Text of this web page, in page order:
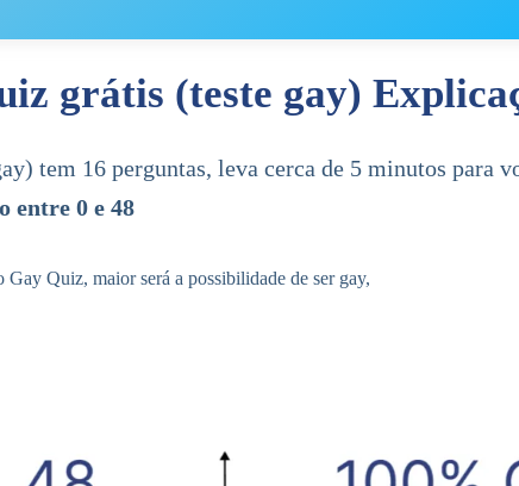
grátis (teste gay)
tem 16 perguntas, leva cerca de 5 minutos para
entre 0 e 48
Quiz, maior será a possibilidade de ser gay,